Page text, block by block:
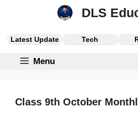
DLS
Latest Update Tech
Menu
Class 9th October